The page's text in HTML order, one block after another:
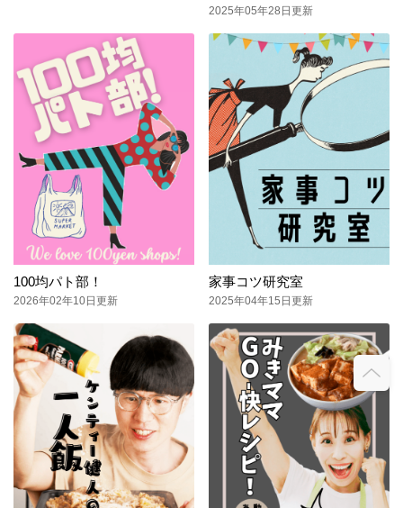
2025年05年28日更新
100均パト部！
2026年02年10日更新
家事コツ研究室
2025年04年15日更新